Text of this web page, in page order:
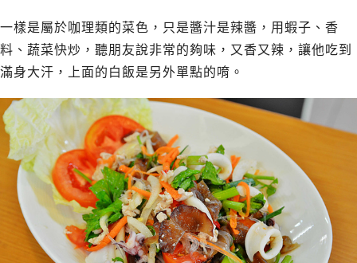
一樣是屬於咖理類的菜色，只是醬汁是辣醬，用蝦子、香
料、蔬菜快炒，聽朋友說非常的夠味，又香又辣，讓他吃到
滿身大汗，上面的白飯是另外單點的唷。